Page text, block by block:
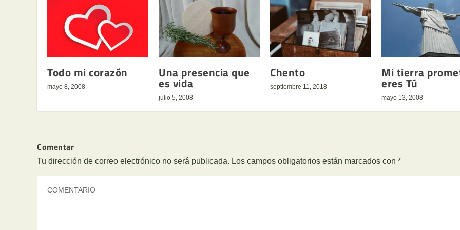
Todo mi corazón
mayo 8, 2008
Una presencia que
es vida
julio 5, 2008
Chento
septiembre 11, 2018
Mi tierra
eres Tú
mayo 13, 2008
Comentar
Tu dirección de correo electrónico no será publicada. Los campos obligatorios están marcados con *